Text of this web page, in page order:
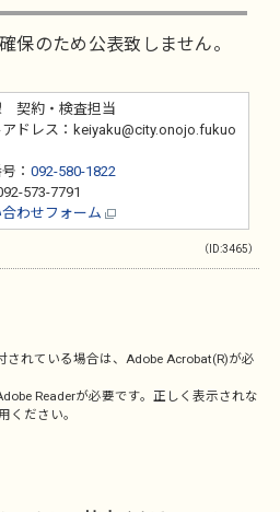
保のため公表致しません。
契約・検査担当
アドレス：keiyaku@city.onojo.fukuo
： 092-580-1822
573-7791
わせフォーム
（ID:3465）
されている場合は、Adobe Acrobat(R)が必
Readerが必要です。正しく表示されな
ください。